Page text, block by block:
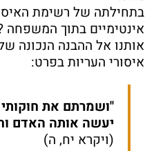
בתחילתה של רשימת
אינטימיים בתוך המשפחה
אותנו אל ההבנה הנכונה
איסורי העריות בפרט:
"ושמרתם את
יעשה אותה האדם
(ויקרא יח, ה)